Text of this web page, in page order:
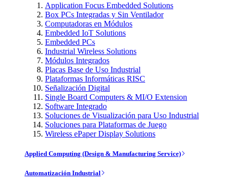
Application Focus Embedded Solutions
Box PCs Integradas y Sin Ventilador
Computadoras en Módulos
Embedded IoT Solutions
Embedded PCs
Industrial Wireless Solutions
Módulos Integrados
Placas Base de Uso Industrial
Plataformas Informáticas RISC
Señalización Digital
Single Board Computers & MI/O Extension
Software Integrado
Soluciones de Visualización para Uso Industrial
Soluciones para Plataformas de Juego
Wireless ePaper Display Solutions
Applied Computing (Design & Manufacturing Service)
Automatización Industrial